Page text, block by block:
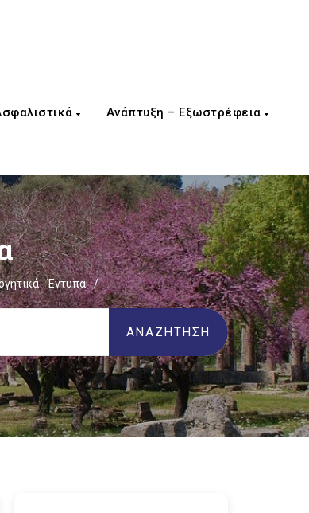
Ανάπτυξη – Εξωστρέφεια
- Έντυπα /